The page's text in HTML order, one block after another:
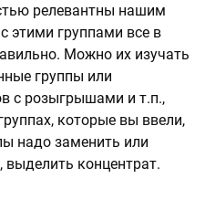
релевантны нашим
этими группами все в
Можно их изучать
группы или
с розыгрышами и т.п.,
которые вы ввели,
надо заменить или
выделить концентрат.